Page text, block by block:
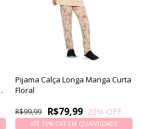
Pijama Calça Longa Manga Curta
Floral
R$79,99
R$99,99 20% OFF
ATÉ 15% OFF EM QUANTIDADE